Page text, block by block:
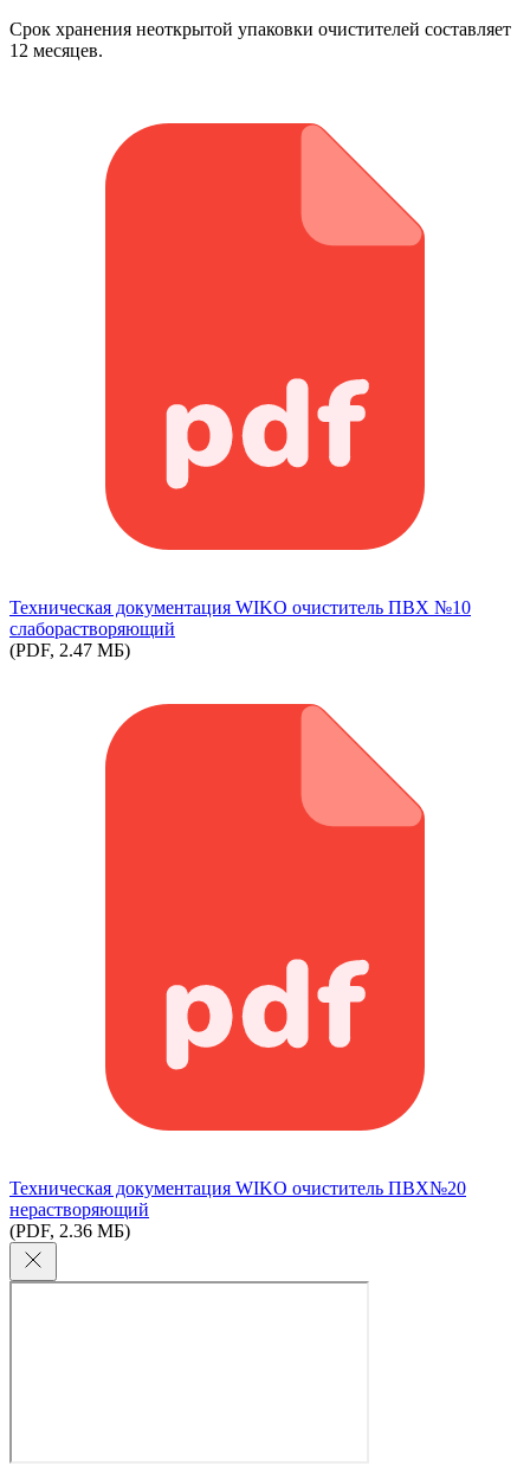
Срок хранения неоткрытой упаковки очистителей составляет
12 месяцев.
Техническая документация WIKO очиститель ПВХ №10
слаборастворяющий
(PDF, 2.47 МБ)
Техническая документация WIKO очиститель ПВХ№20
нерастворяющий
(PDF, 2.36 МБ)